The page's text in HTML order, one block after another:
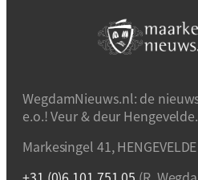
WegdamNieuws.nl: de
e.o.! Veur & deur Hengevelde.
Markesingel 41, HENGEVELDE